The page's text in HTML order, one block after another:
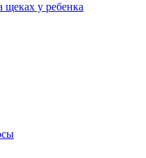
щеках у ребенка